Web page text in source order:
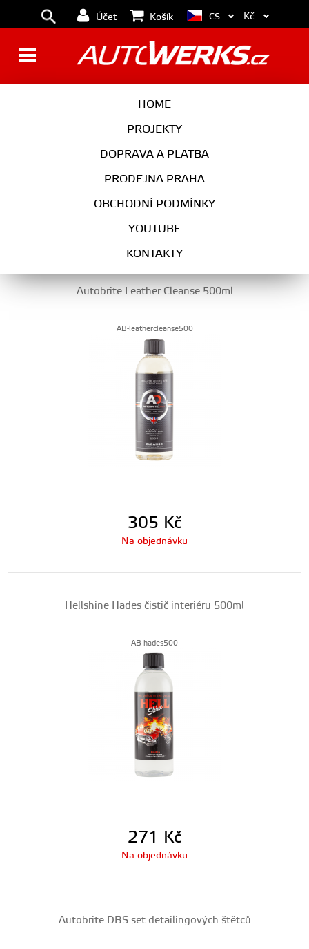
Účet Košík
HOME
PROJEKTY
DOPRAVA A PLATBA
PRODEJNA PRAHA
OBCHODNÍ PODMÍNKY
YOUTUBE
KONTAKTY
CS Kč
ČISTIČE INTERIÉRU,
IMPREGNACE KŮŽE
AUTOKOSMETIKA
ČISTIČE INTERIÉRU, IMPREGNACE KŮŽE
Autobrite Leather Cleanse 500ml
AB-leathercleanse500
305 Kč
Na objednávku
Hellshine Hades čistič interiéru 500ml
AB-hades500
271 Kč
Na objednávku
Autobrite DBS set detailingových štětců